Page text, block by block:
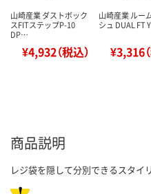
山崎産業 ダストボック
スFITステップP-10
DP…
¥4,932（税込）
山崎産業 ルー
シュ DUAL FT
¥3,316
商品説明
レジ袋を隠して分別できるスタイ